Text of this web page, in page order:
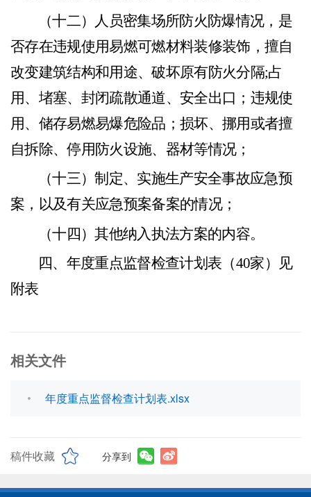
（十二）
人员密集场所防火防爆情况，是
否存在违规使用易燃可燃材料装修装饰，擅自
改变建筑结构和用途、破坏原有防火分隔;占
用、堵塞、封闭疏散通道、安全出口 ； 违规使
用、储存易燃易爆危险品 ；损坏、挪用或者擅
自拆除、停用防火设施、器材等情况；
（十三）制定、实施生产安全事故应急预
案，以及有关应急预案备案的情况；
（十四）其他纳入执法方案的内容。
四、年度重点监督检查计划表（40家）
见
附表
相关文件
年度重点监督检查计划表.xlsx
稿件收藏 分享到